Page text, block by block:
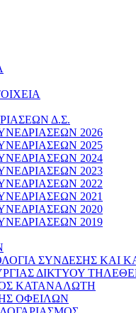
Δ.Σ.
2026
2025
2024
2023
2022
2021
2020
2019
ΣΥΝΔΕΣΗΣ ΚΑΙ
ΔΙΚΤΥΟΥ
ΚΑΤΑΝΑΛΩΤΗ
ΟΦΕΙΛΩΝ